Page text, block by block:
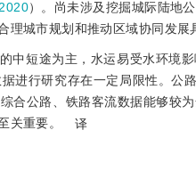
）。尚未涉及挖掘城际陆地
城市规划和推动区域协同发展
中短途为主，水运易受水环境
进行研究存在一定局限性。公
合公路、铁路客流数据能够较
关重要。
译